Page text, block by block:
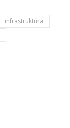
infrastruktúra